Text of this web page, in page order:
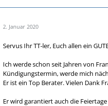
2. Januar 2020
Servus Ihr TT-ler, Euch allen ein
Ich werde schon seit Jahren von
Kündigungstermin, werde mich
Er ist ein Top Berater. Vielen Dank
Er wird garantiert auch die Feiertage